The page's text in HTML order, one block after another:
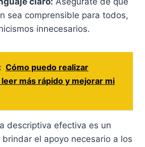
sea comprensible para todos,
innecesarios.
Cómo puedo realizar
más rápido y mejorar mi
descriptiva efectiva es un
el apoyo necesario a los